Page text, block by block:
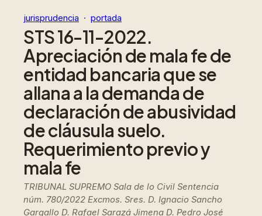
jurisprudencia
  ·
portada
STS 16-11-2022.
Apreciación de mala fe de
entidad bancaria que se
allana a la demanda de
declaración de abusividad
de cláusula suelo.
Requerimiento previo y
mala fe
TRIBUNAL SUPREMO Sala de lo Civil Sentencia
núm. 780/2022 Excmos. Sres. D. Ignacio Sancho
Gargallo D. Rafael Sarazá Jimena D. Pedro José